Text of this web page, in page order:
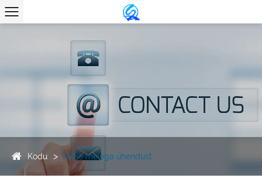
Kodu Võtke meiega ühendust